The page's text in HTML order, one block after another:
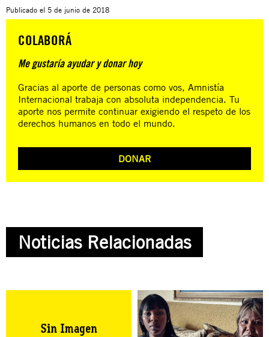
Publicado el 5 de junio de 2018
COLABORÁ
Me gustaría ayudar y donar hoy
Gracias al aporte de personas como vos, Amnistía
Internacional trabaja con absoluta independencia. Tu
aporte nos permite continuar exigiendo el respeto de los
derechos humanos en todo el mundo.
DONAR
Noticias Relacionadas